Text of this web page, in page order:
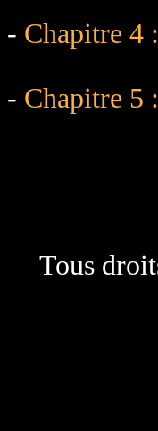
- Chapitre 4
- Chapitre 5
Tous